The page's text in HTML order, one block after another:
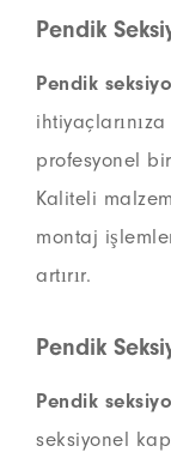
Pendik
Pendik
profesyonel
Kaliteli
montaj
artırır.
Pendik
Pendik
seksiyonel